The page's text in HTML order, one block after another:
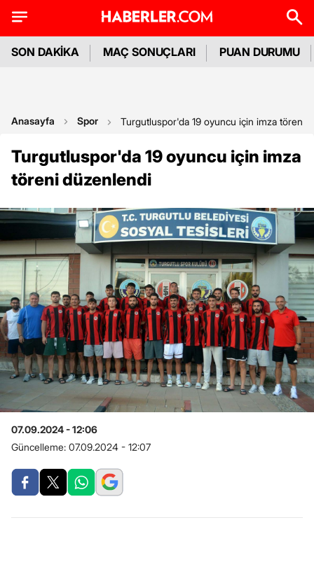
SON DAKİKA MAÇ SONUÇLARI PUAN DURUMU
Anasayfa Spor Turgutluspor'da 19 oyuncu için imza töreni
Turgutluspor'da 19 oyuncu için imza
töreni düzenlendi
07.09.2024 - 12:06
Güncelleme: 07.09.2024 - 12:07